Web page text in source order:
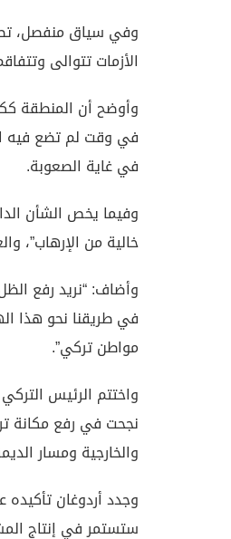
وفي سياق منفصل،
الأزمات تتوالى
وأوضح أن المنطقة
في وقت لم تضع فيه
في غاية الصعوبة.
وفيما يخص الشأن
خالية من الإرهاب”،
وأضاف: “نريد رفع
مواطن تركي”.
نجحت في رفع مكانة
والخارجية ومسار
وجدد أردوغان
ستستمر في إنتاج